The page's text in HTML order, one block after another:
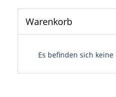
Warenkorb
Es befinden sich